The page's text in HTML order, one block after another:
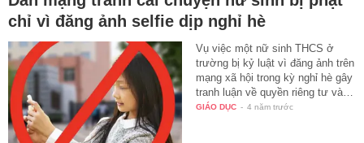
chỉ vì đăng ảnh selfie dịp nghỉ hè
Vụ việc một nữ sinh THCS ở
trường bị kỷ luật vì đăng ảnh trên
mạng xã hội trong kỳ nghỉ hè gây
tranh luận về quyền riêng tư và…
GIÁO DỤC - 4 năm trước